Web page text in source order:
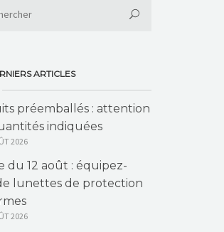
ARTICLES
préemballés : attention
indiquées
2026
du 12 août : équipez-
lunettes de protection
2026